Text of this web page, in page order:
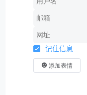
记住信息
添加表情